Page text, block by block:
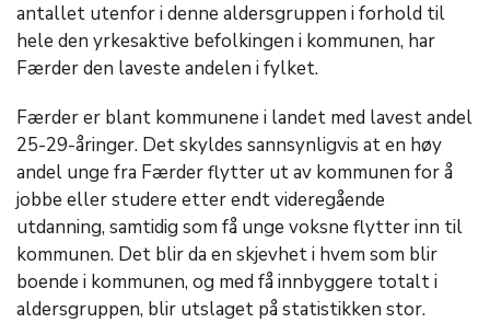
antallet utenfor i denne aldersgruppen i forhold til
hele den yrkesaktive befolkingen i kommunen, har
Færder den laveste andelen i fylket.
Færder er blant kommunene i landet med lavest andel
25-29-åringer. Det skyldes sannsynligvis at en høy
andel unge fra Færder flytter ut av kommunen for å
jobbe eller studere etter endt videregående
utdanning, samtidig som få unge voksne flytter inn til
kommunen. Det blir da en skjevhet i hvem som blir
boende i kommunen, og med få innbyggere totalt i
aldersgruppen, blir utslaget på statistikken stor.